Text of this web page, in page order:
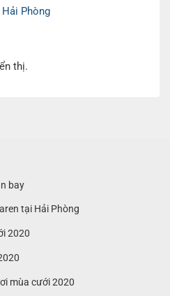
Phòng
thị.
bay
tại Hải Phòng
2020
mùa cưới 2020